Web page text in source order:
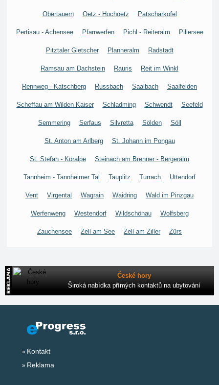
Obertauern Oetz - Hochoetz Patscharkofel
Pertisau - Achensee Pfarrwerfen Pichl - Reiteralm Pillersee
Pitztaler Gletscher Planneralm Radstadt
Ramsau am Dachstein Rauris Reit im Winkl
Rennweg - Katschberg Russbach Saalbach Saalfelden
Scheffau am Wilden Kaiser Schladming Schwendt Seefeld
Semmering Serfaus Silvretta Sölden Söll
St. Anton am Arlberg St. Johann im Pongau
St. Stefan - Koralpe Steinach am Brenner - Bergeralm
Tannheim - Tannheimer Tal Tauplitz Turrach Uttendorf
Vent Virgental Wagrain Waidring Wald im Pinzgau
Werfenweng Westendorf Wildschönau Wolfsberg
Zauchensee Zell am See Zell am Ziller Zürs
České hory
Široká nabídka přímých kontaktů na ubytování
Kontakt
Reklama